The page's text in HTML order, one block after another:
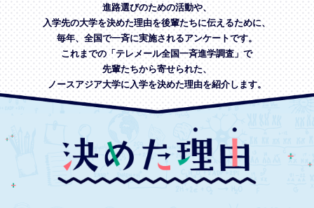
進路選びのための活動や、
入学先の大学を決めた理由を後輩たちに伝えるために、
毎年、全国で一斉に実施されるアンケートです。
これまでの「テレメール全国一斉進学調査」で
先輩たちから寄せられた、
ノースアジア大学に入学を決めた理由を紹介します。